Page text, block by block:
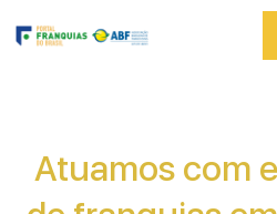
Atuamos com